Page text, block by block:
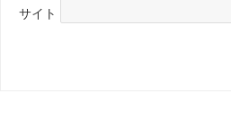
サイト